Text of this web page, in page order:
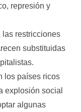
represión y
restricciones
substituidas
los países ricos
explosión social
algunas